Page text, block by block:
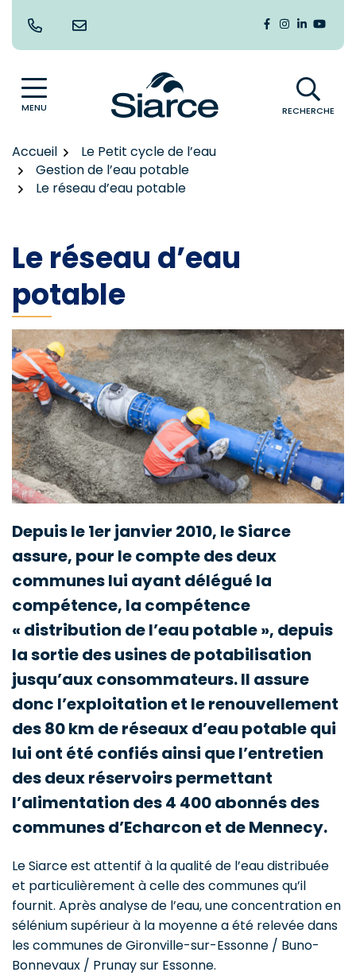
contenu
Lien vers le
Lien vers le
Lien vers
Lien
MENU RECHERCHE
Accueil
Le Petit cycle de l’eau
Gestion de l’eau potable
Le réseau d’eau potable
Le réseau d’eau
potable
Depuis le 1er janvier 2010, le Siarce
assure, pour le compte des deux
communes lui ayant délégué la
compétence, la compétence
« distribution de l’eau potable », depuis
la sortie des usines de potabilisation
jusqu’aux consommateurs. Il assure
donc l’exploitation et le renouvellement
des 80 km de réseaux d’eau potable qui
lui ont été confiés ainsi que l’entretien
des deux réservoirs permettant
l’alimentation des 4 400 abonnés des
communes d’Echarcon et de Mennecy.
Le Siarce est attentif à la qualité de l’eau distribuée
et particulièrement à celle des communes qu’il
fournit. Après analyse de l’eau, une concentration en
sélénium supérieur à la moyenne a été relevée dans
les communes de Gironville-sur-Essonne / Buno-
Bonnevaux / Prunay sur Essonne.